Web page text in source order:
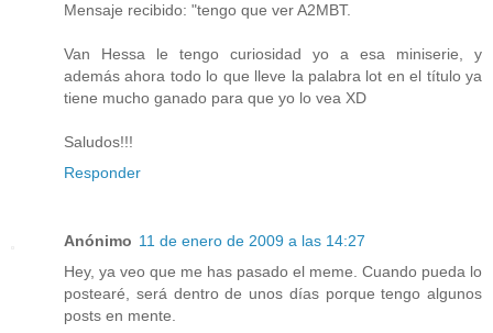
Mensaje recibido: "tengo que ver A2MBT.
Van Hessa le tengo curiosidad yo a esa miniserie, y
además ahora todo lo que lleve la palabra lot en el título ya
tiene mucho ganado para que yo lo vea XD
Saludos!!!
Responder
Anónimo 11 de enero de 2009 a las 14:27
Hey, ya veo que me has pasado el meme. Cuando pueda lo
postearé, será dentro de unos días porque tengo algunos
posts en mente.